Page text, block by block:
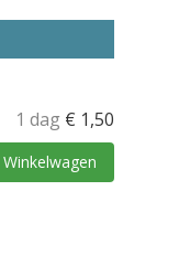
1 dag € 1,50
Winkelwagen